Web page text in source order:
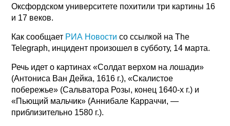
Оксфордском университете похитили три картины 16
и 17 веков.
Как сообщает РИА Новости со ссылкой на The
Telegraph, инцидент произошел в субботу, 14 марта.
Речь идет о картинах «Солдат верхом на лошади»
(Антониса Ван Дейка, 1616 г.), «Скалистое
побережье» (Сальватора Розы, конец 1640-х г.) и
«Пьющий мальчик» (Аннибале Карраччи, —
приблизительно 1580 г.).